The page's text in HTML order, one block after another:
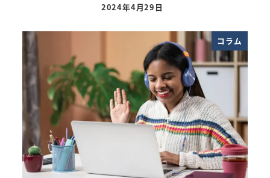
投稿日
2024年4月29日
コラム